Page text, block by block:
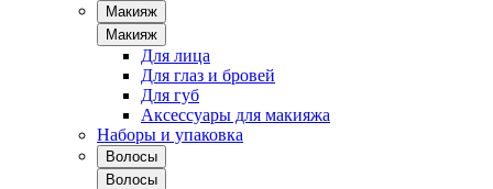
Макияж
Макияж
Для лица
Для глаз и бровей
Для губ
Аксессуары для макияжа
Наборы и упаковка
Волосы
Волосы